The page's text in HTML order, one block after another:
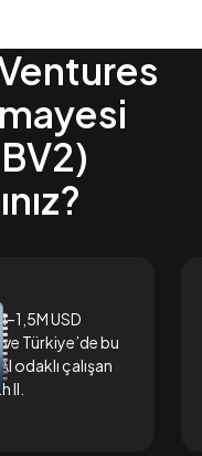
USD
ve Türkiye’de bu
odaklı çalışan
II.